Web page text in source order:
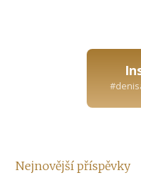
Nejnovější příspěvky